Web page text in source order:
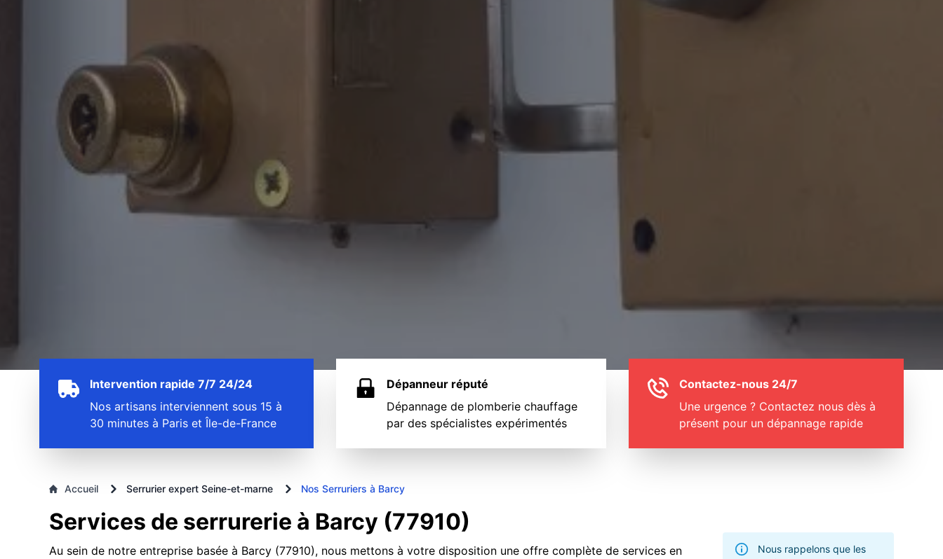
Intervention rapide 7/7 24/24
Nos artisans interviennent sous 15 à
30 minutes à Paris et Île-de-France
Dépanneur réputé
Dépannage de plomberie chauffage
par des spécialistes expérimentés
Contactez-nous 24/7
Une urgence ? Contactez nous dès à
présent pour un dépannage rapide
Accueil Serrurier expert Seine-et-marne Nos Serruriers à Barcy
Services de serrurerie à Barcy (77910)
Au sein de notre entreprise basée à Barcy (77910), nous mettons à votre disposition une offre complète de services en
Nous rappelons que les